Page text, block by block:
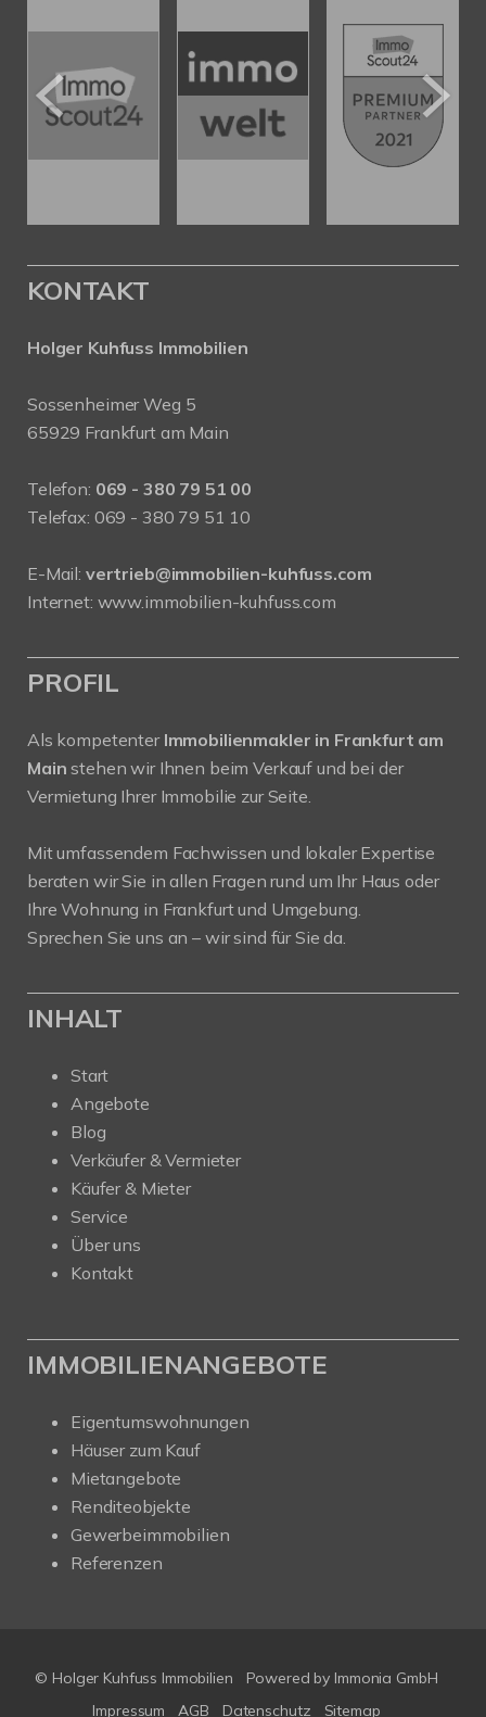
KONTAKT
Holger Kuhfuss Immobilien
Sossenheimer Weg 5
65929 Frankfurt am Main
Telefon: 069 - 380 79 51 00
Telefax: 069 - 380 79 51 10
E-Mail: vertrieb@immobilien-kuhfuss.com
Internet: www.immobilien-kuhfuss.com
PROFIL
Als kompetenter Immobilienmakler in Frankfurt am
Main stehen wir Ihnen beim Verkauf und bei der
Vermietung Ihrer Immobilie zur Seite.
Mit umfassendem Fachwissen und lokaler Expertise
beraten wir Sie in allen Fragen rund um Ihr Haus oder
Ihre Wohnung in Frankfurt und Umgebung.
Sprechen Sie uns an – wir sind für Sie da.
INHALT
Start
Angebote
Blog
Verkäufer & Vermieter
Käufer & Mieter
Service
Über uns
Kontakt
IMMOBILIENANGEBOTE
Eigentumswohnungen
Häuser zum Kauf
Mietangebote
Renditeobjekte
Gewerbeimmobilien
Referenzen
© Holger Kuhfuss Immobilien Powered by Immonia GmbH
Impressum
AGB Datenschutz Sitemap